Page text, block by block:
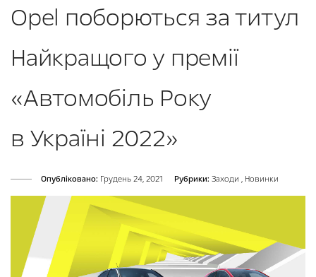
Opel поборються за титул
Найкращого у премії
«Автомобіль Року
в Україні 2022»
Опубліковано: Грудень 24, 2021 Рубрики: Заходи , Новинки